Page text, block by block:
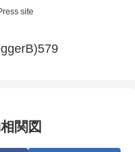
site
関図